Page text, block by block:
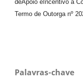
deApoio e Incentivo à
Termo de Outorga nº
Palavras-chave